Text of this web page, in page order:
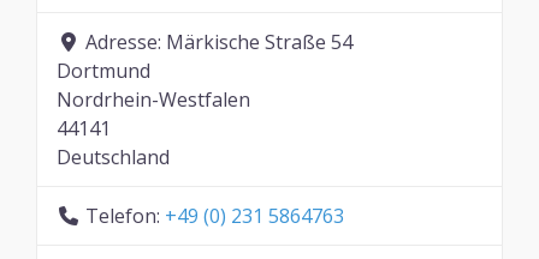
Adresse: Märkische Straße 54
Dortmund
Nordrhein-Westfalen
44141
Deutschland
Telefon: +49 (0) 231 5864763